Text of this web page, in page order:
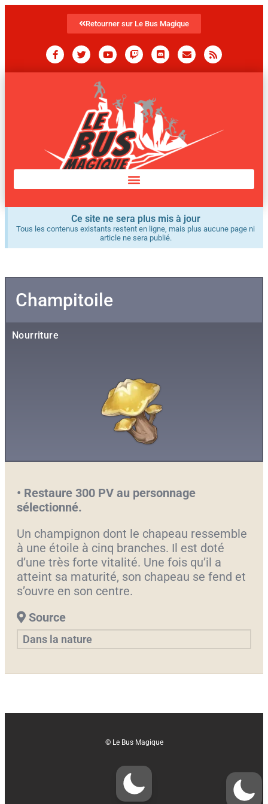
Retourner sur Le Bus Magique
Ce site ne sera plus mis à jour
Tous les contenus existants restent en ligne, mais plus aucune page ni
article ne sera publié.
Champitoile
Nourriture
• Restaure 300 PV au personnage
sélectionné.
Un champignon dont le chapeau ressemble
à une étoile à cinq branches. Il est doté
d’une très forte vitalité. Une fois qu’il a
atteint sa maturité, son chapeau se fend et
s’ouvre en son centre.
Source
Dans la nature
© Le Bus Magique